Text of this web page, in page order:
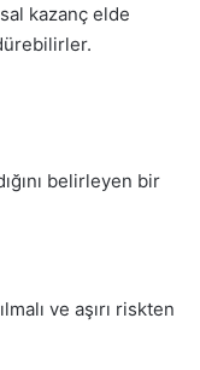
kazanç elde
belirleyen bir
ve aşırı riskten